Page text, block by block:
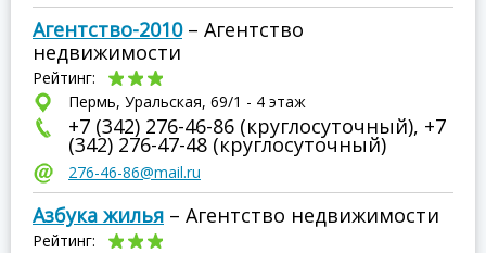
Агентство-2010– Агентство
недвижимости
Рейтинг:
Пермь, Уральская, 69/1 - 4 этаж
+7 (342) 276-46-86 (круглосуточный), +7
(342) 276-47-48 (круглосуточный)
276-46-86@mail.ru
Азбука жилья – Агентство недвижимости
Рейтинг: